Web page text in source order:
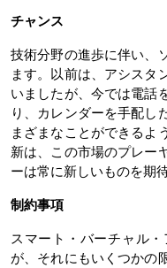
チャンス
技術分野の進歩に伴い、
ます。以前は、アシスタ
いましたが、今では電話
り、カレンダーを手配し
まざまなことができるよ
新は、この市場のプレー
ーは常に新しいものを期
制約事項
スマート・バーチャル
が、それにもいくつかの